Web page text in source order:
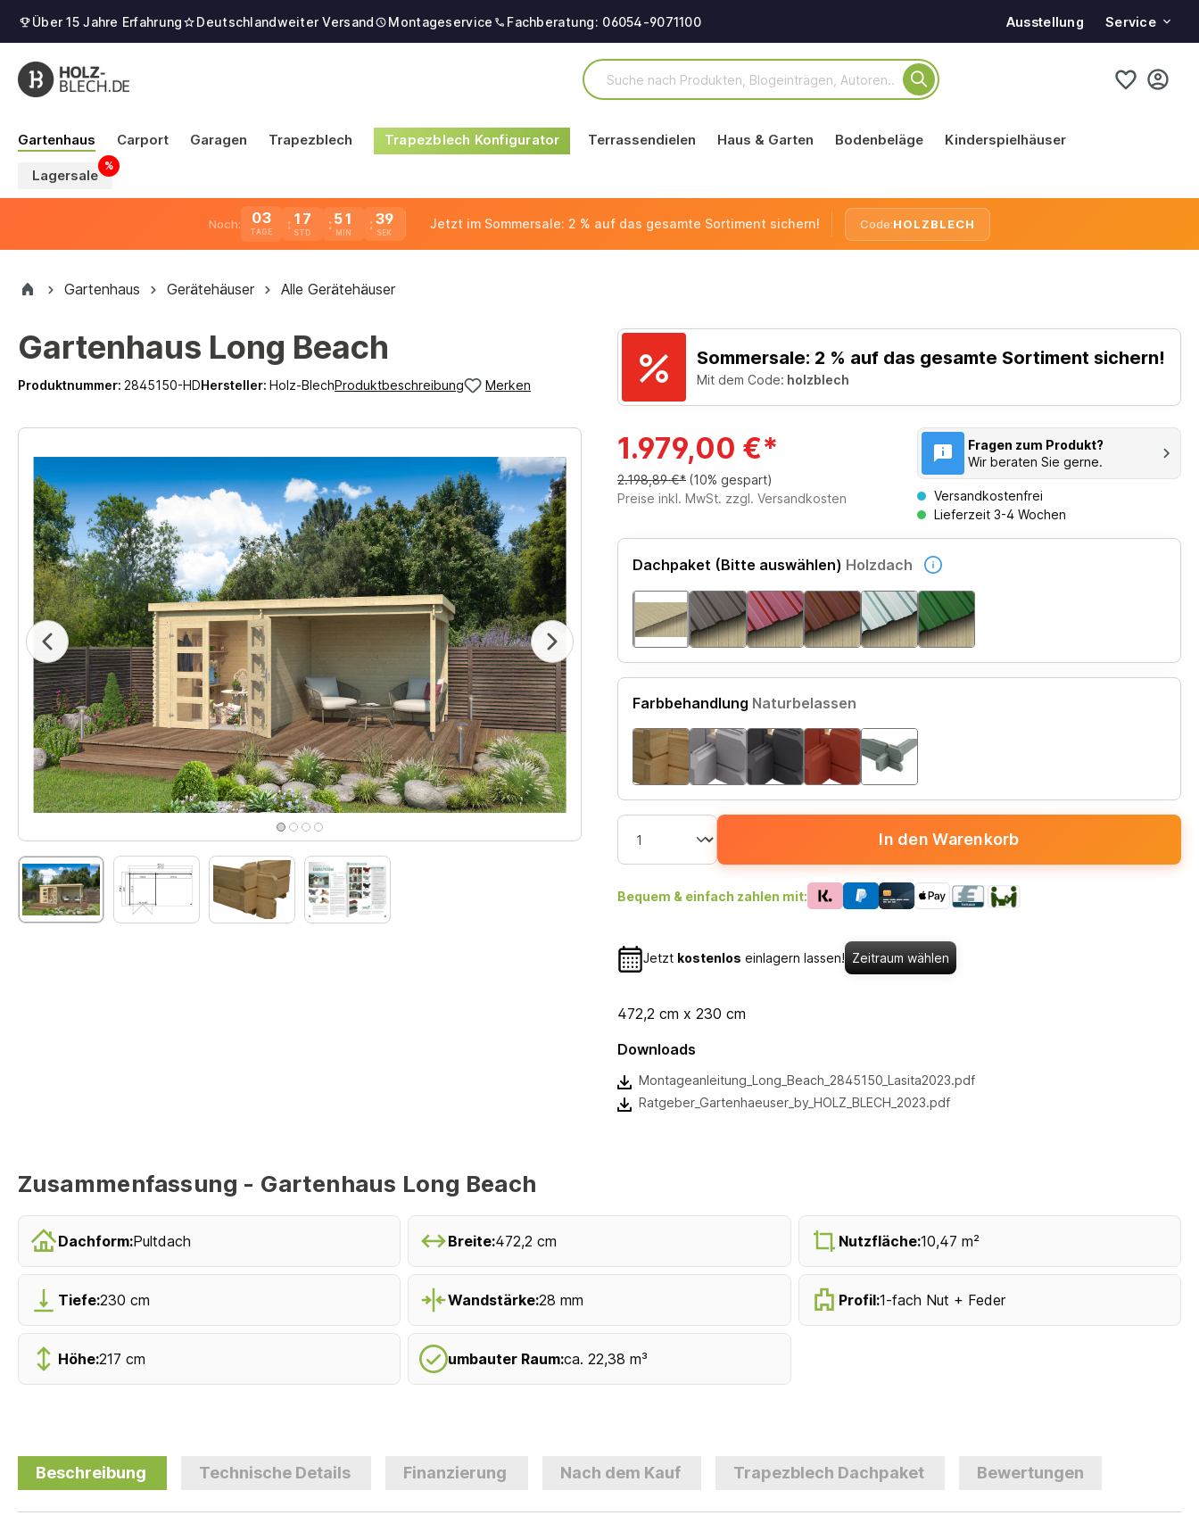
Über 15 Jahre Erfahrung Deutschlandweiter Versand Montageservice Fachberatung: 06054-9071100 Ausstellung Service
Gartenhaus Carport Garagen Trapezblech Trapezblech Konfigurator Terrassendielen Haus & Garten Bodenbeläge Kinderspielhäuser
Lagersale
Noch: 03
TAGE
17 51 38 Jetzt im Sommersale: 2 % auf das gesamte Sortiment sichern! Code:HOLZBLECH
Gartenhaus Gerätehäuser Alle Gerätehäuser
Gartenhaus Long Beach
Produktnummer: 2845150-HDHersteller: Holz-BlechProduktbeschreibung Merken
Sommersale: 2 % auf das gesamte Sortiment sichern!
Mit dem Code: holzblech
1.979,00 €*
2.198,89 €* (10% gespart)
Preise inkl. MwSt. zzgl. Versandkosten
Fragen zum Produkt?
Wir beraten Sie gerne.
Versandkostenfrei
Lieferzeit 3-4 Wochen
Dachpaket (Bitte auswählen) Holzdach
Farbbehandlung Naturbelassen
In den Warenkorb
Bequem & einfach zahlen mit:
Jetzt kostenlos einlagern lassen! Zeitraum wählen
472,2 cm x 230 cm
Downloads
Montageanleitung_Long_Beach_2845150_Lasita2023.pdf
Ratgeber_Gartenhaeuser_by_HOLZ_BLECH_2023.pdf
Zusammenfassung - Gartenhaus Long Beach
Dachform:Pultdach Breite:472,2 cm Nutzfläche:10,47 m²
Tiefe:230 cm Wandstärke:28 mm Profil:1-fach Nut + Feder
Höhe:217 cm umbauter Raum:ca. 22,38 m³
Beschreibung Technische Details Finanzierung Nach dem Kauf Trapezblech Dachpaket Bewertungen